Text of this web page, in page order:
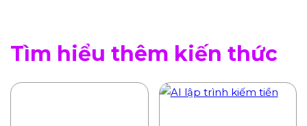
Tìm hiểu thêm kiến thức